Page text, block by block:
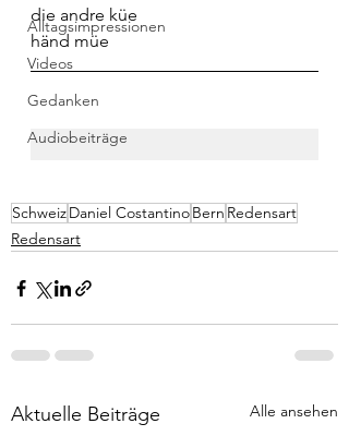
Alltagsimpressionen
Videos
Gedanken
Audiobeiträge
die andre küe
händ müe
SchweizDaniel CostantinoBern Redensart
Redensart
Aktuelle Beiträge Alle ansehen